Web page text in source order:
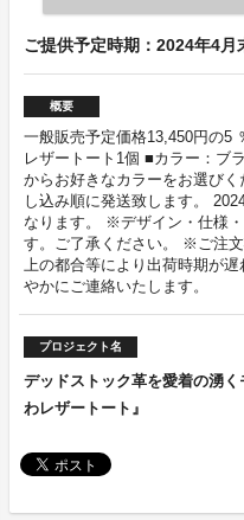
ご提供予定時期：2024年4月
概要
一般販売予定価格13,450円の5
レザートート1個 ■カラー：ブ
からお好きなカラーをお選び
し込み順に発送致します。
なります。 ※デザイン・仕様
す。ご了承ください。 ※ご注
上の都合等により出荷時期が
やかにご連絡いたします。
プロジェクト名
デッドストック革を愛着の湧
わレザートート』